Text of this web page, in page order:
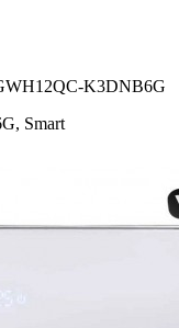
K3DNB6G
Smart